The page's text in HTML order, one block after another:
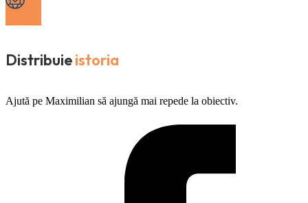
Distribuieistoria
Ajută pe Maximilian să ajungă mai repede la obiectiv.